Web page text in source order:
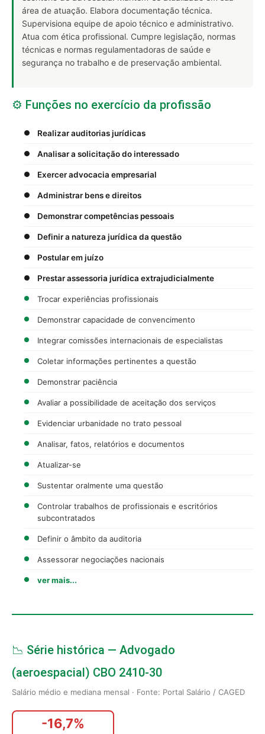
área de atuação. Elabora documentação técnica.
Supervisiona equipe de apoio técnico e administrativo.
Atua com ética profissional. Cumpre legislação, normas
técnicas e normas regulamentadoras de saúde e
segurança no trabalho e de preservação ambiental.
⚙️ Funções no exercício da profissão
Realizar auditorias jurídicas
Analisar a solicitação do interessado
Exercer advocacia empresarial
Administrar bens e direitos
Demonstrar competências pessoais
Definir a natureza jurídica da questão
Postular em juízo
Prestar assessoria jurídica extrajudicialmente
Trocar experiências profissionais
Demonstrar capacidade de convencimento
Integrar comissões internacionais de especialistas
Coletar informações pertinentes a questão
Demonstrar paciência
Avaliar a possibilidade de aceitação dos serviços
Evidenciar urbanidade no trato pessoal
Analisar, fatos, relatórios e documentos
Atualizar-se
Sustentar oralmente uma questão
Controlar trabalhos de profissionais e escritórios
subcontratados
Definir o âmbito da auditoria
Assessorar negociações nacionais
ver mais...
📉 Série histórica — Advogado
(aeroespacial) CBO 2410-30
Salário médio e mediana mensal · Fonte: Portal Salário / CAGED
-16,7%